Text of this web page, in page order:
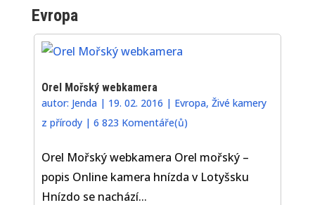
Evropa
Orel Mořský webkamera
autor: Jenda | 19. 02. 2016 | Evropa,Živé kamery
z přírody |6 823 Komentáře(ů)
Orel Mořský webkamera Orel mořský –
popis Online kamera hnízda v Lotyšsku
Hnízdo se nachází...